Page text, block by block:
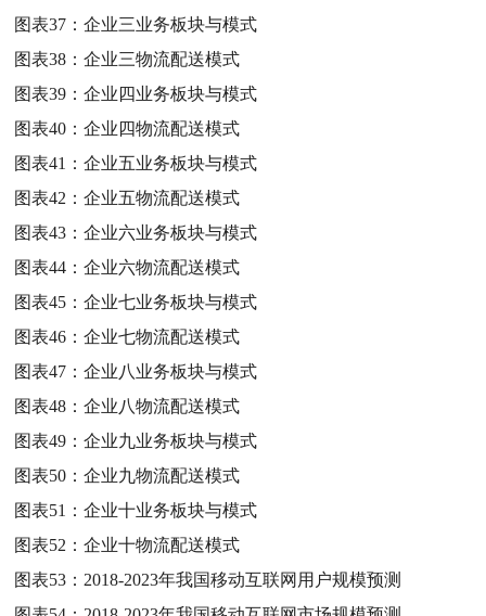
图表37：企业三业务板块与模式
图表38：企业三物流配送模式
图表39：企业四业务板块与模式
图表40：企业四物流配送模式
图表41：企业五业务板块与模式
图表42：企业五物流配送模式
图表43：企业六业务板块与模式
图表44：企业六物流配送模式
图表45：企业七业务板块与模式
图表46：企业七物流配送模式
图表47：企业八业务板块与模式
图表48：企业八物流配送模式
图表49：企业九业务板块与模式
图表50：企业九物流配送模式
图表51：企业十业务板块与模式
图表52：企业十物流配送模式
图表53： 2018-2023年我国移动互联网用户规模预测